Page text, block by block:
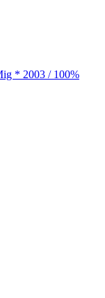
* 2003 / 100%